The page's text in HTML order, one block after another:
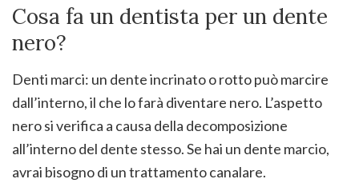
Cosa fa un dentista per un dente
nero?
Denti marci: un dente incrinato o rotto può marcire
dall’interno, il che lo farà diventare nero. L’aspetto
nero si verifica a causa della decomposizione
all’interno del dente stesso. Se hai un dente marcio,
avrai bisogno di un trattamento canalare.